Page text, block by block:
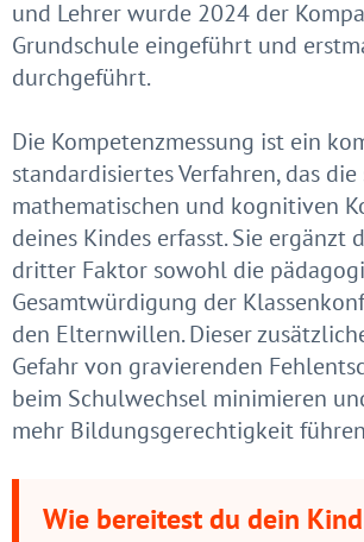
und Lehrer wurde 2024 der
Grundschule eingeführt und
durchgeführt.
Die Kompetenzmessung ist ein
standardisiertes Verfahren, das
mathematischen und kognitiven
deines Kindes erfasst. Sie ergänzt
dritter Faktor sowohl die
Gesamtwürdigung der
den Elternwillen. Dieser
Gefahr von gravierenden
beim Schulwechsel minimieren
mehr Bildungsgerechtigkeit
Wie bereitest du dein